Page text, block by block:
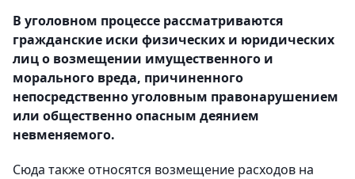
В уголовном процессе рассматриваются
гражданские иски физических и юридических
лиц о возмещении имущественного и
морального вреда, причиненного
непосредственно уголовным правонарушением
или общественно опасным деянием
невменяемого.
Сюда также относятся возмещение расходов на